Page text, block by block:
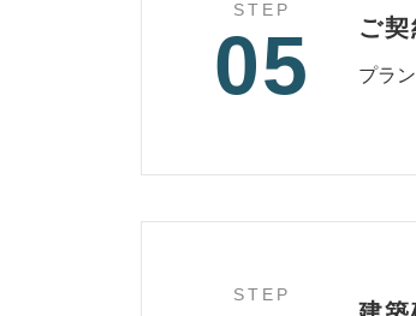
STEP
05 ご契
プラ
STEP